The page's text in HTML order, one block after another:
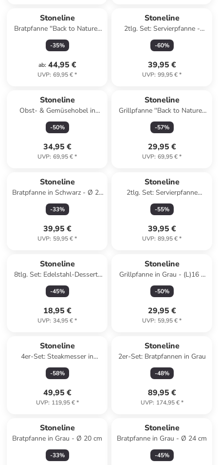
Stoneline
Bratpfanne ''Back to Nature''
in Schwarz - Ø 24 cm
-35%
ab: 44,95 €
UVP: 69,95 €*
Stoneline
2tlg. Set: Servierpfanne -
(L)20 x (B)20 cm
-60%
39,95 €
UVP: 99,95 €*
Stoneline
Obst- & Gemüsehobel in
Silber - (L)42 x (B)13 cm
-50%
34,95 €
UVP: 69,95 €*
Stoneline
Grillpfanne ''Back to Nature''
in Grau - (L)16 x (B)16 cm
-57%
29,95 €
UVP: 69,95 €*
Stoneline
Bratpfanne in Schwarz - Ø 20
cm
-33%
39,95 €
UVP: 59,95 €*
Stoneline
2tlg. Set: Servierpfanne
''Ceramic'' in Grau - Ø 28 cm
-55%
39,95 €
UVP: 89,95 €*
Stoneline
8tlg. Set: Edelstahl-Dessert-
& Speiseformen
-45%
18,95 €
UVP: 34,95 €*
Stoneline
Grillpfanne in Grau - (L)16 x
(B)16 cm
-50%
29,95 €
UVP: 59,95 €*
Stoneline
4er-Set: Steakmesser in
Schwarz - (L)23,2 cm
-58%
49,95 €
UVP: 119,95 €*
Stoneline
2er-Set: Bratpfannen in Grau
-48%
89,95 €
UVP: 174,95 €*
Stoneline
Bratpfanne in Grau - Ø 20 cm
-33%
Stoneline
Bratpfanne in Grau - Ø 24 cm
-45%